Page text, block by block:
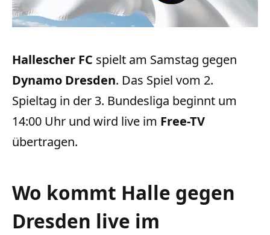
Hallescher FC spielt am Samstag gegen
Dynamo Dresden. Das Spiel vom 2.
Spieltag in der 3. Bundesliga beginnt um
14:00 Uhr und wird live im Free-TV
übertragen.
Wo kommt Halle gegen
Dresden live im